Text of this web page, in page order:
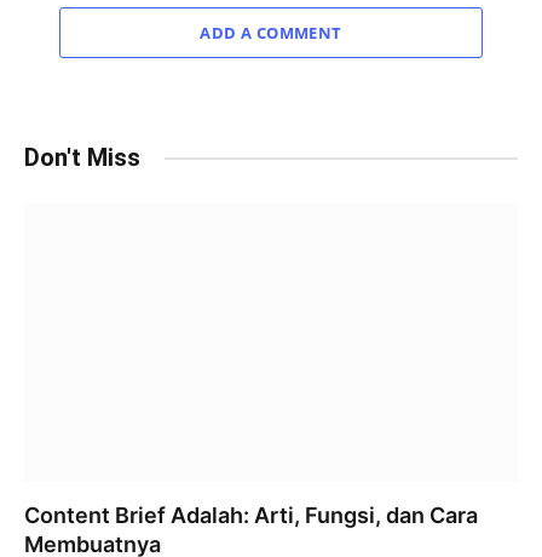
ADD A COMMENT
Don't Miss
Content Brief Adalah: Arti, Fungsi, dan Cara
Membuatnya